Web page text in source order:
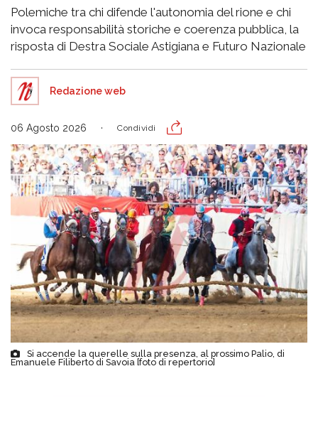
Polemiche tra chi difende l'autonomia del rione e chi
invoca responsabilità storiche e coerenza pubblica, la
risposta di Destra Sociale Astigiana e Futuro Nazionale
Redazione web
06 Agosto 2026 Condividi
Si accende la querelle sulla presenza, al prossimo Palio, di
Emanuele Filiberto di Savoia [foto di repertorio]